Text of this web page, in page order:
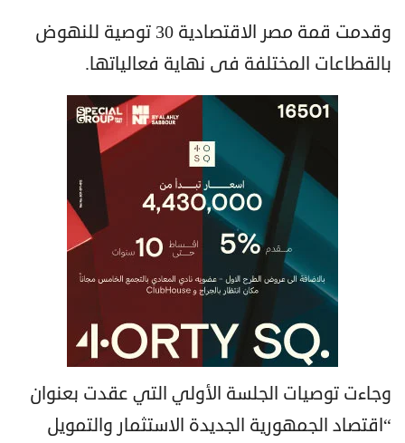
وقدمت قمة مصر الاقتصادية 30 توصية للنهوض
بالقطاعات المختلفة فى نهاية فعالياتها.
وجاءت توصيات الجلسة الأولي التي عقدت بعنوان
“اقتصاد الجمهورية الجديدة الاستثمار والتمويل